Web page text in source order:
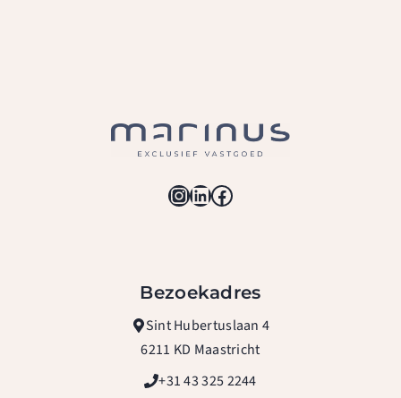
Instagram
LinkedIn
Facebook
Bezoekadres
Sint Hubertuslaan 4
6211 KD Maastricht
+31 43 325 2244